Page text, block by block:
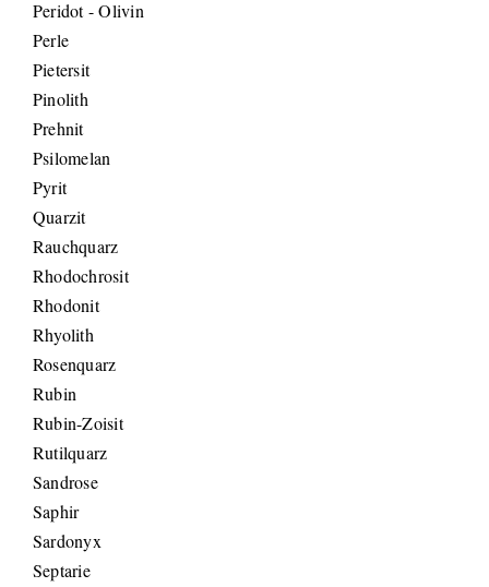
Peridot - Olivin
Perle
Pietersit
Pinolith
Prehnit
Psilomelan
Pyrit
Quarzit
Rauchquarz
Rhodochrosit
Rhodonit
Rhyolith
Rosenquarz
Rubin
Rubin-Zoisit
Rutilquarz
Sandrose
Saphir
Sardonyx
Septarie